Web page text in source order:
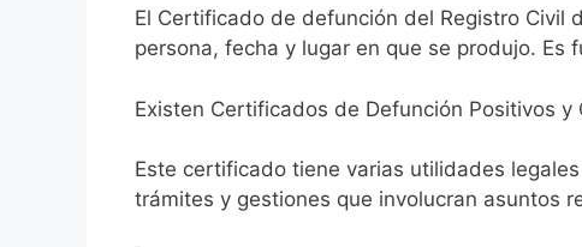
El Certificado de defunción del Registro
persona, fecha y lugar en que se produjo.
Existen Certificados de Defunción Positivos
Este certificado tiene varias utilidades
trámites y gestiones que involucran asuntos